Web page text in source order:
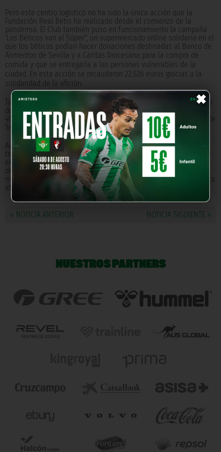
×
Pero este centro logístico no ha sido la única acción que la
Fundación Real Betis ha realizado desde el comienzo de la
pandemia. El Club también puso en funcionamiento la campaña
'Los Béticos van al Súper", un supermercado online solidario en el
que los béticos podían hacer donaciones destinadas al Banco de
Alimentos de Sevilla y a Cáritas Diocesana para la compra de
comida y que se entregaría a las personas vulnerables de la
ciudad. En esta acción se recaudaron 22.526 euros gracias a la
solidaridad de la afición.
También, junto con el restaurante María Trifulca y la colaboración
del primer equipo masculino, se repartieron durante 7 semanas
400 almuerzos diarios a familias en situación de vulnerabilidad de
Sevilla y provincia.
Además, la Fundación puso en marcha 'El Betis más Cerca'. A
través de esta iniciativa, 70 voluntarios del Club, entre los que se
encontraban jugadores del Real Betis y las distintas secciones
deportivas, realizaron un seguimiento telefónico a los abonados
mayores de 65 años. El Área de Discapacidad realizó también esta
atención con los socios con algún tipo de diversidad funcional.
« NOTICIA ANTERIOR NOTICIA SIGUIENTE »
NUESTROS PARTNERS